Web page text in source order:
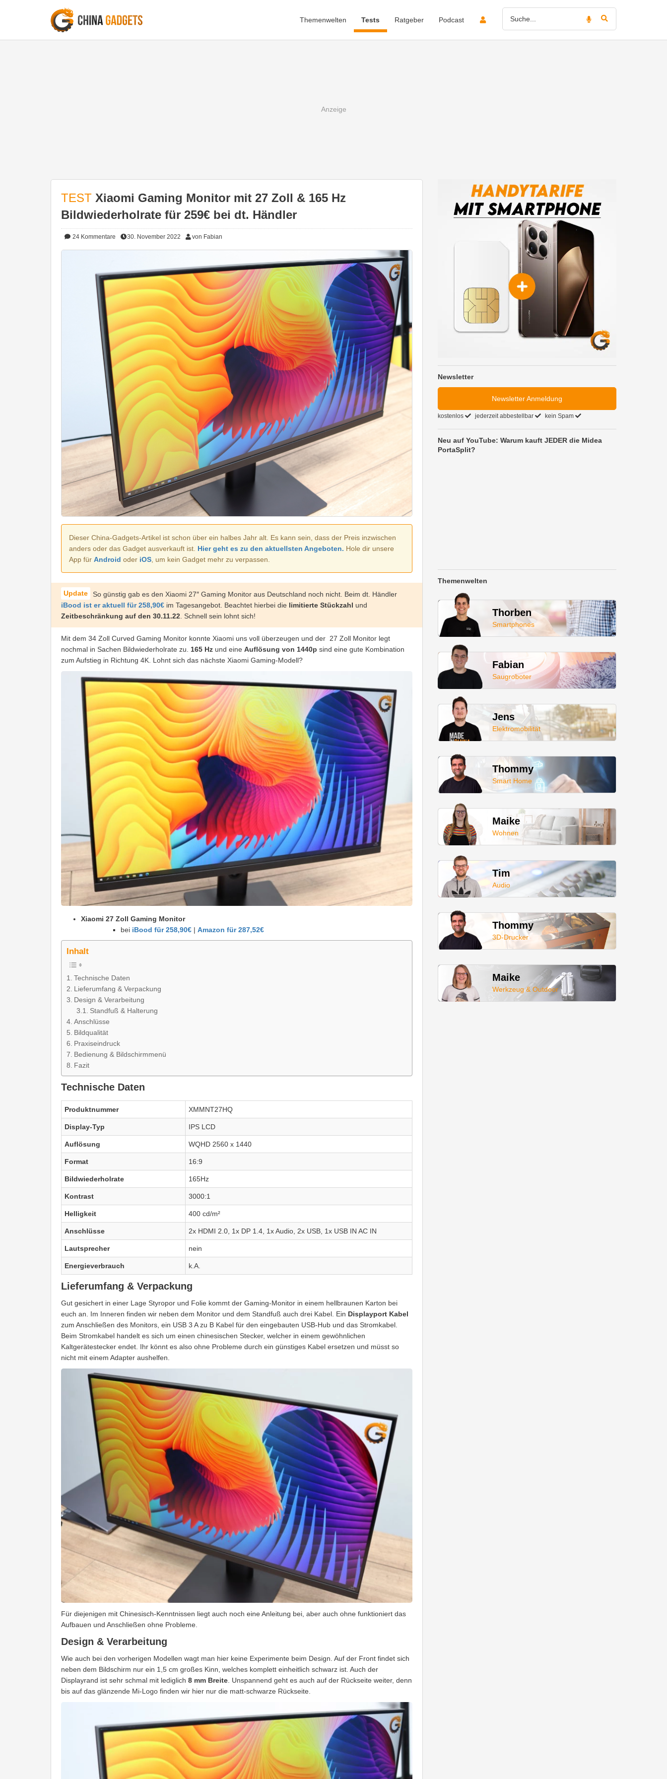
Themenwelten Tests Ratgeber Podcast
TEST Xiaomi Gaming Monitor mit 27 Zoll & 165 Hz
Bildwiederholrate für 259€ bei dt. Händler
24 Kommentare 30. November 2022 von Fabian
Dieser China-Gadgets-Artikel ist schon über ein halbes Jahr alt. Es kann sein, dass der Preis inzwischen
anders oder das Gadget ausverkauft ist. Hier geht es zu den aktuellsten Angeboten. Hole dir unsere
App für Android oder iOS, um kein Gadget mehr zu verpassen.
So günstig gab es den Xiaomi 27″ Gaming Monitor aus Deutschland noch nicht. Beim dt. Händler
iBood ist er aktuell für 258,90€ im Tagesangebot. Beachtet hierbei die limitierte Stückzahl und
Zeitbeschränkung auf den 30.11.22. Schnell sein lohnt sich!
Mit dem 34 Zoll Curved Gaming Monitor konnte Xiaomi uns voll überzeugen und der 27 Zoll Monitor legt
nochmal in Sachen Bildwiederholrate zu. 165 Hz und eine Auflösung von 1440p sind eine gute Kombination
zum Aufstieg in Richtung 4K. Lohnt sich das nächste Xiaomi Gaming-Modell?
Xiaomi 27 Zoll Gaming Monitor
bei iBood für 258,90€ | Amazon für 287,52€
Inhalt
Technische Daten
Lieferumfang & Verpackung
Design & Verarbeitung
Standfuß & Halterung
Anschlüsse
Bildqualität
Praxiseindruck
Bedienung & Bildschirmmenü
Fazit
Technische Daten
Produktnummer XMMNT27HQ
Display-Typ IPS LCD
Auflösung WQHD 2560 x 1440
Format 16:9
Bildwiederholrate 165Hz
Kontrast 3000:1
Helligkeit 400 cd/m²
Anschlüsse 2x HDMI 2.0, 1x DP 1.4, 1x Audio, 2x USB, 1x USB IN AC IN
Lautsprecher nein
Energieverbrauch k.A.
Lieferumfang & Verpackung
Gut gesichert in einer Lage Styropor und Folie kommt der Gaming-Monitor in einem hellbraunen Karton bei
euch an. Im Inneren finden wir neben dem Monitor und dem Standfuß auch drei Kabel. Ein Displayport Kabel
zum Anschließen des Monitors, ein USB 3 A zu B Kabel für den eingebauten USB-Hub und das Stromkabel.
Beim Stromkabel handelt es sich um einen chinesischen Stecker, welcher in einem gewöhnlichen
Kaltgerätestecker endet. Ihr könnt es also ohne Probleme durch ein günstiges Kabel ersetzen und müsst so
nicht mit einem Adapter aushelfen.
Für diejenigen mit Chinesisch-Kenntnissen liegt auch noch eine Anleitung bei, aber auch ohne funktioniert das
Aufbauen und Anschließen ohne Probleme.
Design & Verarbeitung
Wie auch bei den vorherigen Modellen wagt man hier keine Experimente beim Design. Auf der Front findet sich
neben dem Bildschirm nur ein 1,5 cm großes Kinn, welches komplett einheitlich schwarz ist. Auch der
Displayrand ist sehr schmal mit lediglich 8 mm Breite . Unspannend geht es auch auf der Rückseite weiter, denn
bis auf das glänzende Mi-Logo finden wir hier nur die matt-schwarze Rückseite.
Newsletter
Newsletter Anmeldung
kostenlos jederzeit abbestellbar kein Spam
Neu auf YouTube: Warum kauft JEDER die Midea
PortaSplit?
Themenwelten
Thorben
Smartphones
Fabian
Saugroboter
Jens
Elektromobilität
Thommy
Smart Home
Maike
Wohnen
Tim
Audio
Thommy
3D-Drucker
Maike
Werkzeug & Outdoor